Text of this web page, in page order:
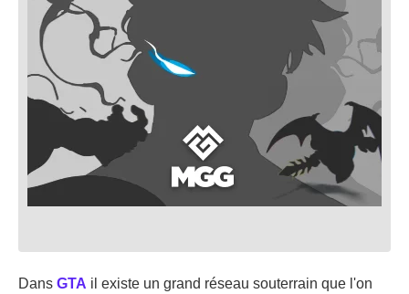
Dans GTA il existe un grand réseau souterrain que l'on